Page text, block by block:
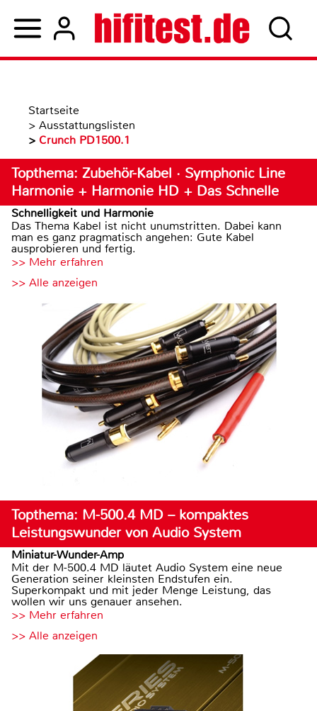
Startseite
> Ausstattungslisten
> Crunch PD1500.1
Topthema: Zubehör-Kabel · Symphonic Line
Harmonie + Harmonie HD + Das Schnelle
Schnelligkeit und Harmonie
Das Thema Kabel ist nicht unumstritten. Dabei kann
man es ganz pragmatisch angehen: Gute Kabel
ausprobieren und fertig.
>> Mehr erfahren
>> Alle anzeigen
Topthema: M-500.4 MD – kompaktes
Leistungswunder von Audio System
Miniatur-Wunder-Amp
Mit der M-500.4 MD läutet Audio System eine neue
Generation seiner kleinsten Endstufen ein.
Superkompakt und mit jeder Menge Leistung, das
wollen wir uns genauer ansehen.
>> Mehr erfahren
>> Alle anzeigen